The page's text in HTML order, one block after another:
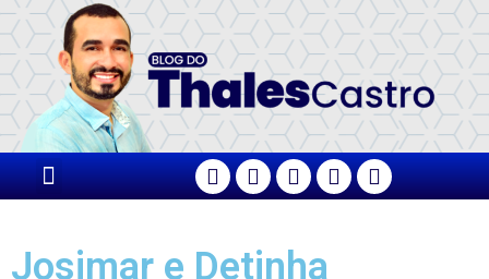
Josimar e Detinha